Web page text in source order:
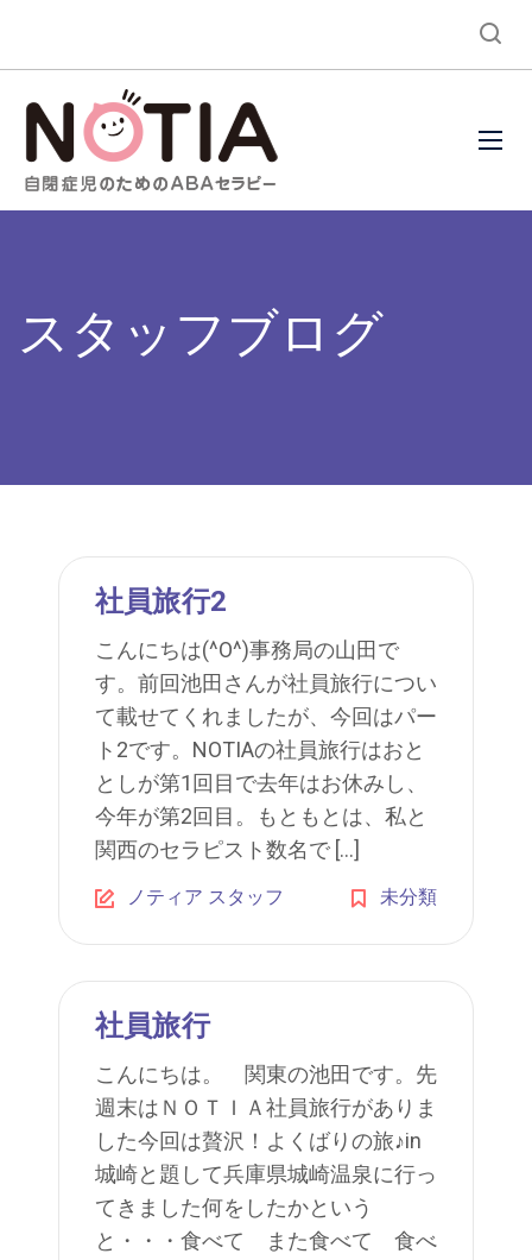
スタッフブログ
社員旅行2
こんにちは(^O^)事務局の山田で
す。前回池田さんが社員旅行につい
て載せてくれましたが、今回はパー
ト2です。NOTIAの社員旅行はおと
としが第1回目で去年はお休みし、
今年が第2回目。もともとは、私と
関西のセラピスト数名で […]
ノティア スタッフ 未分類
社員旅行
こんにちは。 関東の池田です。先
週末はＮＯＴＩＡ社員旅行がありま
した今回は贅沢！よくばりの旅♪in
城崎と題して兵庫県城崎温泉に行っ
てきました何をしたかという
と・・・食べて また食べて 食べ